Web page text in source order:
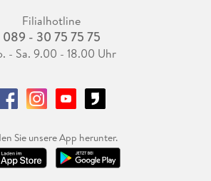
Filialhotline
089 - 30 75 75 75
- Sa. 9.00 - 18.00 Uhr
Sie unsere App herunter.